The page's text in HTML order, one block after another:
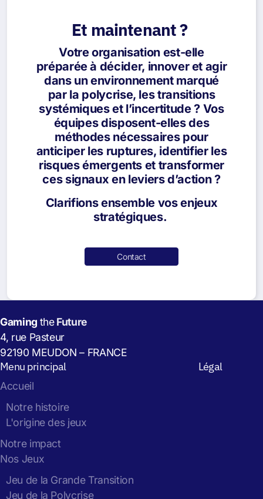
Et maintenant ?
Votre organisation est-elle
préparée à décider, innover et agir
dans un environnement marqué
par la polycrise, les transitions
systémiques et l’incertitude ? Vos
équipes disposent-elles des
méthodes nécessaires pour
anticiper les ruptures, identifier les
risques émergents et transformer
ces signaux en leviers d’action ?
Clarifions ensemble vos enjeux
stratégiques.
Contact
Gaming theFuture
4, rue Pasteur
92190 MEUDON – FRANCE
Menu principal
Accueil
Notre histoire
L'origine des jeux
Notre impact
Nos Jeux
Jeu de la Grande Transition
Jeu de la Polycrise
Légal